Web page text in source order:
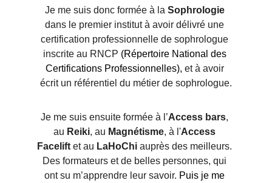
Je me suis donc formée à la Sophrologie
dans le premier institut à avoir délivré une
certification professionnelle de sophrologue
inscrite au RNCP (Répertoire National des
Certifications Professionnelles), et à avoir
écrit un référentiel du métier de sophrologue.
Je me suis ensuite formée à l’Access bars,
au Reiki, au Magnétisme, à l'Access
Facelift et au LaHoChi auprès des meilleurs.
Des formateurs et de belles personnes, qui
ont su m’apprendre leur savoir. Puis je me